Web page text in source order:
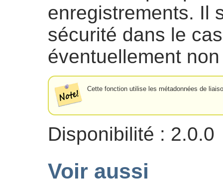
enregistrements. Il
sécurité dans le
éventuellement
Cette fonction utilise les métadonnées de
Disponibilité : 2.0.0
Voir aussi